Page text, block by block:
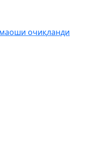
маоши очиқланди